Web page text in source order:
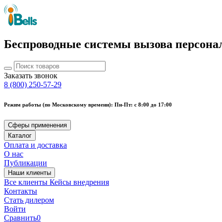
Беспроводные системы вызова
Заказать звонок
8 (800) 250-57-29
Режим работы (по Московскому времени): Пн-Пт: с 8:00 до 17:00
Сферы применения
Каталог
Оплата и доставка
О нас
Публикации
Наши клиенты
Все клиенты Кейсы внедрения
Контакты
Стать дилером
Войти
Сравнить0